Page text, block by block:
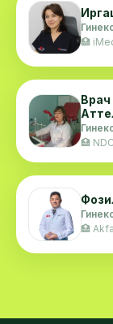
🏥
Врач
🏥
🏥